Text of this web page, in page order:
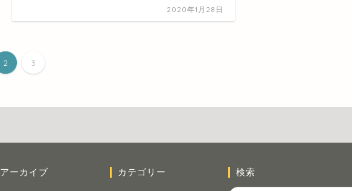
2020年1月28日
2 3
アーカイブ カテゴリー 検索